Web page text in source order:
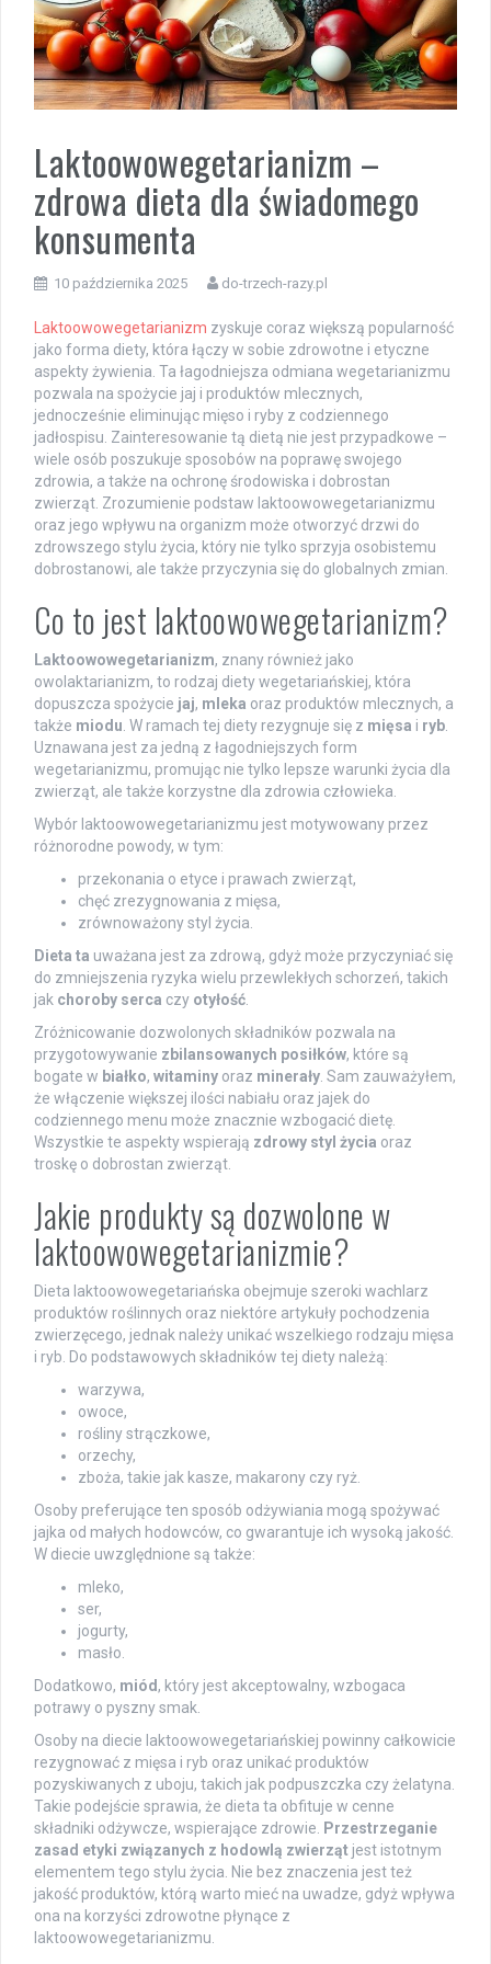
Laktoowowegetarianizm –
zdrowa dieta dla świadomego
konsumenta
10 października 2025 do-trzech-razy.pl
Laktoowowegetarianizm zyskuje coraz większą popularność
jako forma diety, która łączy w sobie zdrowotne i etyczne
aspekty żywienia. Ta łagodniejsza odmiana wegetarianizmu
pozwala na spożycie jaj i produktów mlecznych,
jednocześnie eliminując mięso i ryby z codziennego
jadłospisu. Zainteresowanie tą dietą nie jest przypadkowe –
wiele osób poszukuje sposobów na poprawę swojego
zdrowia, a także na ochronę środowiska i dobrostan
zwierząt. Zrozumienie podstaw laktoowowegetarianizmu
oraz jego wpływu na organizm może otworzyć drzwi do
zdrowszego stylu życia, który nie tylko sprzyja osobistemu
dobrostanowi, ale także przyczynia się do globalnych zmian.
Co to jest laktoowowegetarianizm?
Laktoowowegetarianizm, znany również jako
owolaktarianizm, to rodzaj diety wegetariańskiej, która
dopuszcza spożycie jaj, mleka oraz produktów mlecznych, a
także miodu. W ramach tej diety rezygnuje się z mięsa i ryb.
Uznawana jest za jedną z łagodniejszych form
wegetarianizmu, promując nie tylko lepsze warunki życia dla
zwierząt, ale także korzystne dla zdrowia człowieka.
Wybór laktoowowegetarianizmu jest motywowany przez
różnorodne powody, w tym:
przekonania o etyce i prawach zwierząt,
chęć zrezygnowania z mięsa,
zrównoważony styl życia.
Dieta ta uważana jest za zdrową, gdyż może przyczyniać się
do zmniejszenia ryzyka wielu przewlekłych schorzeń, takich
jak choroby serca czy otyłość.
Zróżnicowanie dozwolonych składników pozwala na
przygotowywanie zbilansowanych posiłków, które są
bogate w białko, witaminy oraz minerały. Sam zauważyłem,
że włączenie większej ilości nabiału oraz jajek do
codziennego menu może znacznie wzbogacić dietę.
Wszystkie te aspekty wspierają zdrowy styl życia oraz
troskę o dobrostan zwierząt.
Jakie produkty są dozwolone w
laktoowowegetarianizmie?
Dieta laktoowowegetariańska obejmuje szeroki wachlarz
produktów roślinnych oraz niektóre artykuły pochodzenia
zwierzęcego, jednak należy unikać wszelkiego rodzaju mięsa
i ryb. Do podstawowych składników tej diety należą:
warzywa,
owoce,
rośliny strączkowe,
orzechy,
zboża, takie jak kasze, makarony czy ryż.
Osoby preferujące ten sposób odżywiania mogą spożywać
jajka od małych hodowców, co gwarantuje ich wysoką jakość.
W diecie uwzględnione są także:
mleko,
ser,
jogurty,
masło.
Dodatkowo, miód, który jest akceptowalny, wzbogaca
potrawy o pyszny smak.
Osoby na diecie laktoowowegetariańskiej powinny całkowicie
rezygnować z mięsa i ryb oraz unikać produktów
pozyskiwanych z uboju, takich jak podpuszczka czy żelatyna.
Takie podejście sprawia, że dieta ta obfituje w cenne
składniki odżywcze, wspierające zdrowie. Przestrzeganie
zasad etyki związanych z hodowlą zwierząt jest istotnym
elementem tego stylu życia. Nie bez znaczenia jest też
jakość produktów, którą warto mieć na uwadze, gdyż wpływa
ona na korzyści zdrowotne płynące z
laktoowowegetarianizmu.